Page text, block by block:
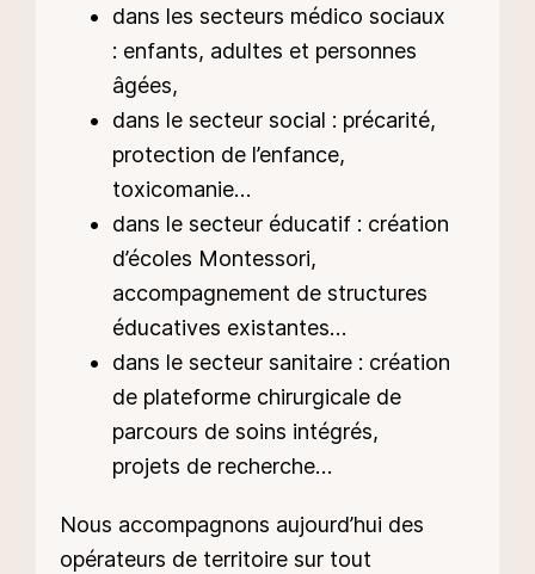
dans les secteurs médico sociaux
: enfants, adultes et personnes
âgées,
dans le secteur social : précarité,
protection de l’enfance,
toxicomanie…
dans le secteur éducatif : création
d’écoles Montessori,
accompagnement de structures
éducatives existantes…
dans le secteur sanitaire : création
de plateforme chirurgicale de
parcours de soins intégrés,
projets de recherche…
Nous accompagnons aujourd’hui des
opérateurs de territoire sur tout